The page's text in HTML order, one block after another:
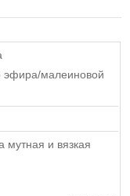
эфира/малеиновой
мутная и вязкая